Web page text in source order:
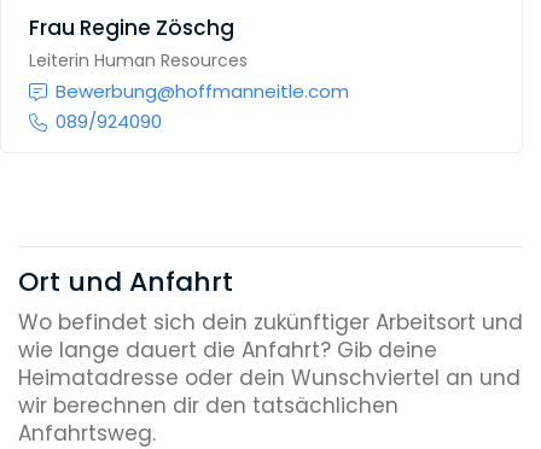
Frau Regine Zöschg
Leiterin Human Resources
Bewerbung@hoffmanneitle.com
089/924090
Ort und Anfahrt
Wo befindet sich dein zukünftiger Arbeitsort und
wie lange dauert die Anfahrt? Gib deine
Heimatadresse oder dein Wunschviertel an und
wir berechnen dir den tatsächlichen
Anfahrtsweg.